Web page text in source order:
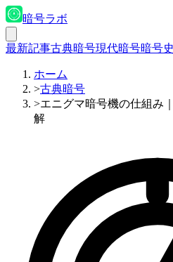
暗号ラボ
最新記事古典暗号現代暗号暗号史
ホーム
>古典暗号
>エニグマ暗号機の仕組み
解